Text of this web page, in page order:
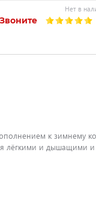
Нет в
Звоните
к зимнему
лёгкими и дышащими